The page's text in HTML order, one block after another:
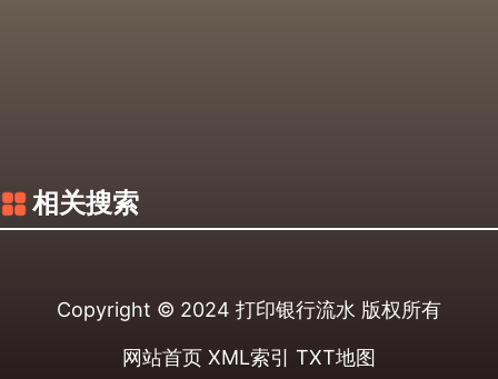
相关搜索
Copyright © 2024 打印银行流水 版权所有
网站首页 XML索引 TXT地图